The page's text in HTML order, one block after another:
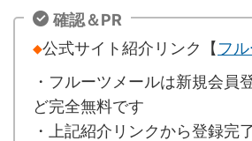
確認＆PR
◆公式サイト紹介リンク【フ
・フルーツメールは新規会員
ど完全無料です
・上記紹介リンクから登録完